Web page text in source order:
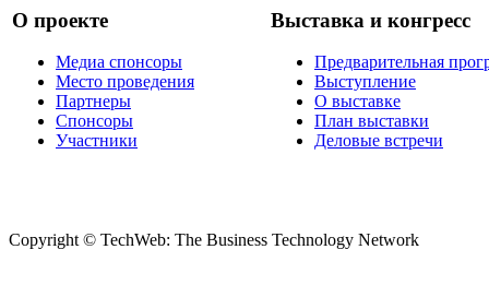
О проекте
Медиа спонсоры
Место проведения
Партнеры
Спонсоры
Участники
Выставка и конгресс
Предварительная
Выступление
О выставке
План выставки
Деловые встречи
Copyright © TechWeb: The Business Technology Network